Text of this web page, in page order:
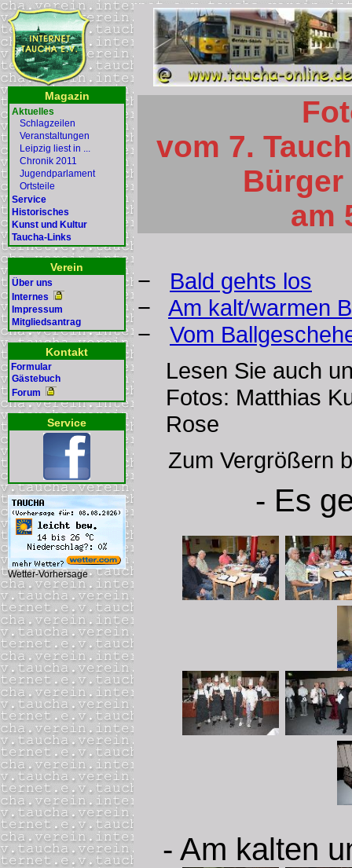
Magazin
Aktuelles
Schlagzeilen
Veranstaltungen
Leipzig liest in ...
Chronik 2011
Jugendparlament
Ortsteile
Service
Historisches
Kunst und Kultur
Taucha-Links
Verein
Über uns
Internes
Impressum
Mitgliedsantrag
Kontakt
Formular
Gästebuch
Forum
Service
Wetter-Vorhersage
vom 7.
Bürger
am
− Bald gehts los
− Am kalt/warmen
− Vom
Lesen Sie auch
Fotos: Matthias
Rose
Zum Vergrößern
- Es
- Am kalten